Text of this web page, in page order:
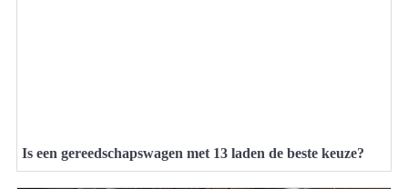
Is een gereedschapswagen met 13 laden de beste keuze?